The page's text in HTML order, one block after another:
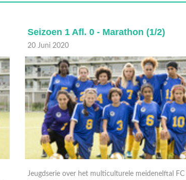
marathon 2/2
09 Juni 2019
Jeugdserie over het multiculturele meidenelftal FC